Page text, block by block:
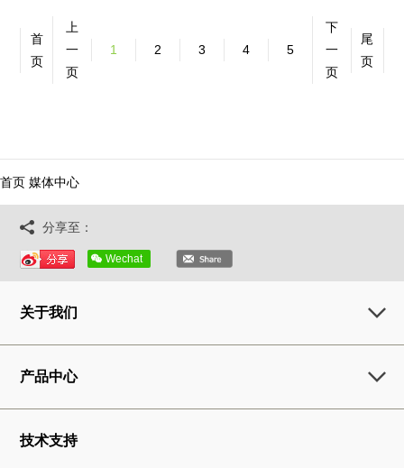
首
页
上
一
页
1 2 3 4 5
下
一
页
尾
页
首页 媒体中心
分享至：
Wechat
关于我们
产品中心
技术支持